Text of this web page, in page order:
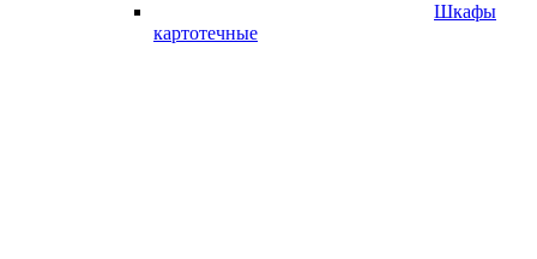
Шкафы
картотечные